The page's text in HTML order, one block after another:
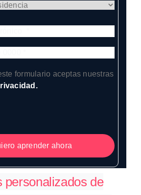
formulario aceptas nuestras
aprender ahora
personalizados de